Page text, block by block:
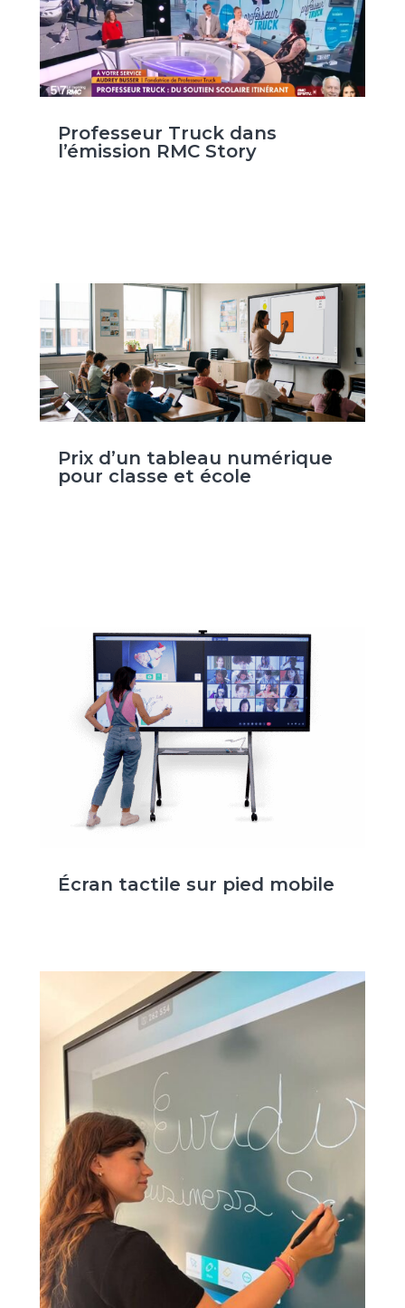
Professeur Truck dans
l’émission RMC Story
Prix d’un tableau numérique
pour classe et école
Écran tactile sur pied mobile